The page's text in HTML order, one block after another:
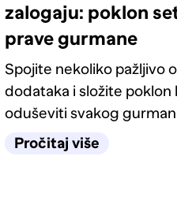
zalogaju: poklon
prave gurmane
Spojite nekoliko pažljivo
dodataka i složite poklon
oduševiti svakog
četiri odlične ideje.
Pročitaj više